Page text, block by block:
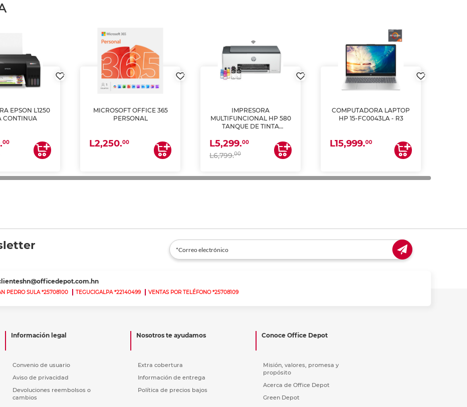
EPSON L1250
CONTINUA
00
MICROSOFT OFFICE 365
PERSONAL
L2,250.00
IMPRESORA
MULTIFUNCIONAL HP 580
TANQUE DE TINTA
ESCANEA)
L5,299.00
L6,799.00
COMPUTADORA LAPTOP
HP 15-FC0043LA - R3
L15,999.00
PEDRO SULA *25708100 TEGUCIGALPA *22140499 VENTAS POR TELÉFONO *25708109
Información legal
Convenio de usuario
Aviso de privacidad
Devoluciones reembolsos o
cambios
Nosotros te ayudamos
Extra cobertura
Información de entrega
Política de precios bajos
Conoce Office Depot
Misión, valores, promesa y
propósito
Acerca de Office Depot
Green Depot